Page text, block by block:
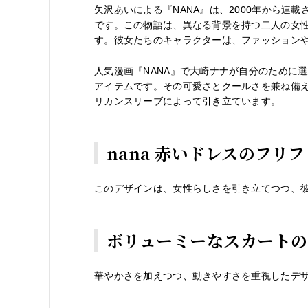
矢沢あいによる『NANA』は、2000年から連載
です。この物語は、異なる背景を持つ二人の女
す。彼女たちのキャラクターは、ファッション
人気漫画『NANA』で大崎ナナが自分のために
アイテムです。その可愛さとクールさを兼ね備
リカンスリーブによって引き立ています。
nana 赤いドレスのフリ
このデザインは、女性らしさを引き立てつつ、
ボリューミーなスカート
華やかさを加えつつ、動きやすさを重視したデ